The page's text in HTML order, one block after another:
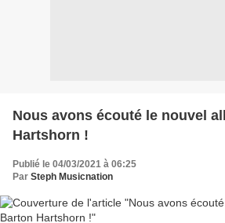
Nous avons écouté le nouvel
Hartshorn !
Publié le 04/03/2021 à 06:25
Par Steph Musicnation